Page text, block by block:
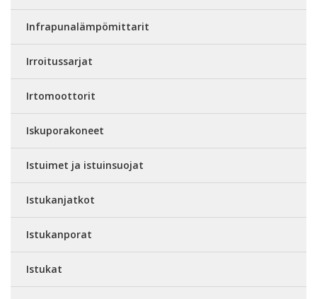
Infrapunalämpömittarit
Irroitussarjat
Irtomoottorit
Iskuporakoneet
Istuimet ja istuinsuojat
Istukanjatkot
Istukanporat
Istukat